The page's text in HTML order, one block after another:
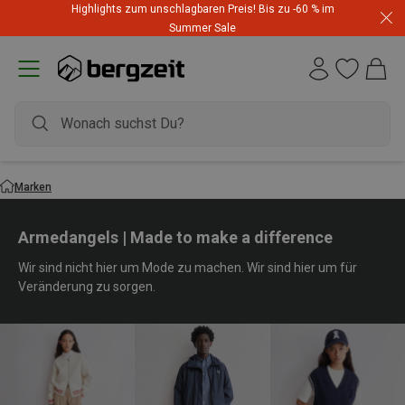
Highlights zum unschlagbaren Preis! Bis zu -60 % im
Summer Sale
Marken
Armedangels | Made to make a difference
Wir sind nicht hier um Mode zu machen. Wir sind hier um für
Veränderung zu sorgen.